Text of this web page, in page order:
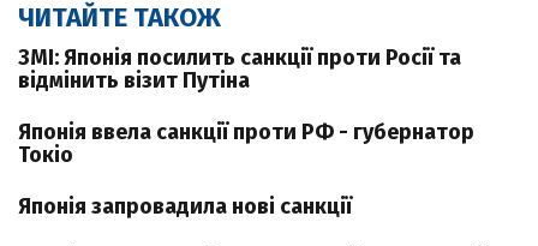
ЧИТАЙТЕ ТАКОЖ
ЗМІ: Японія посилить санкції проти Росії та
відмінить візит Путіна
Японія ввела санкції проти РФ - губернатор
Токіо
Японія запровадила нові санкції